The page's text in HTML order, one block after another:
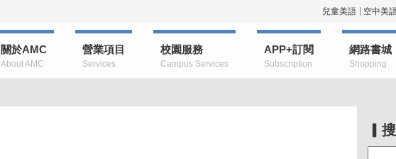
兒童美語 空中美
關於AMC
About AMC
營業項目
Services
校園服務
Campus Services
APP+訂閱
Subscription
網路書城
Shopping
▎